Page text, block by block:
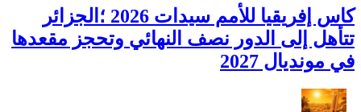
كاس إفريقيا للأمم سيدات 2026 ؛الجزائر
تتأهل إلى الدور نصف النهائي وتحجز مقعدها
في مونديال 2027